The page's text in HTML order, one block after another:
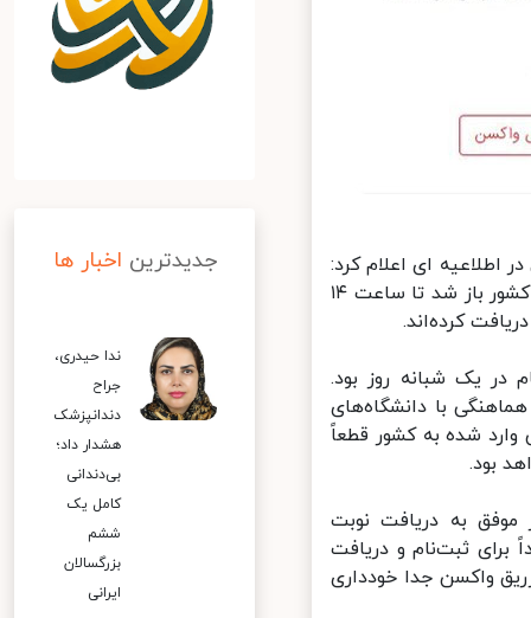
ای اعلام کرد:
از پنجشنبه شب که سامانه salamat.gov.ir برای دانشجویان و طلاب سراسر کشور باز شد تا ساعت ۱۴
بهداشت رکورد قبلی، ۱۳۰ هزار ثبت‌نام در یک شبانه روز بود.
با دانشگاه‌های
شده به کشور قطعاً
بود.
به دریافت نوبت
ثبت‌نام و دریافت
واکسن جدا خودداری
جدیدترین اخبار ها
ندا حیدری،
جراح
دندانپزشک
هشدار داد؛
بی‌دندانی
کامل یک
ششم
بزرگسالان
ایرانی